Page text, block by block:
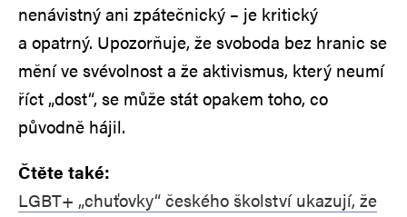
nenávistný ani zpátečnický – je kritický
a opatrný. Upozorňuje, že svoboda bez hranic se
mění ve svévolnost a že aktivismus, který neumí
říct „dost“, se může stát opakem toho, co
původně hájil.
Čtěte také:
LGBT+ „chuťovky“ českého školství ukazují, že